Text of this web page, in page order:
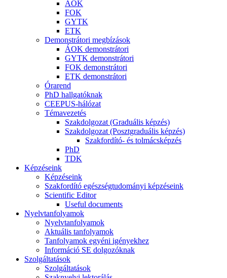
ÁOK
FOK
GYTK
ETK
Demonstrátori megbízások
ÁOK demonstrátori
GYTK demonstrátori
FOK demonstrátori
ETK demonstrátori
Órarend
PhD hallgatóknak
CEEPUS-hálózat
Témavezetés
Szakdolgozat (Graduális képzés)
Szakdolgozat (Posztgraduális képzés)
Szakfordító- és tolmácsképzés
PhD
TDK
Képzéseink
Képzéseink
Szakfordító egészségtudományi képzéseink
Scientific Editor
Useful documents
Nyelvtanfolyamok
Nyelvtanfolyamok
Aktuális tanfolyamok
Tanfolyamok egyéni igényekhez
Információ SE dolgozóknak
Szolgáltatások
Szolgáltatások